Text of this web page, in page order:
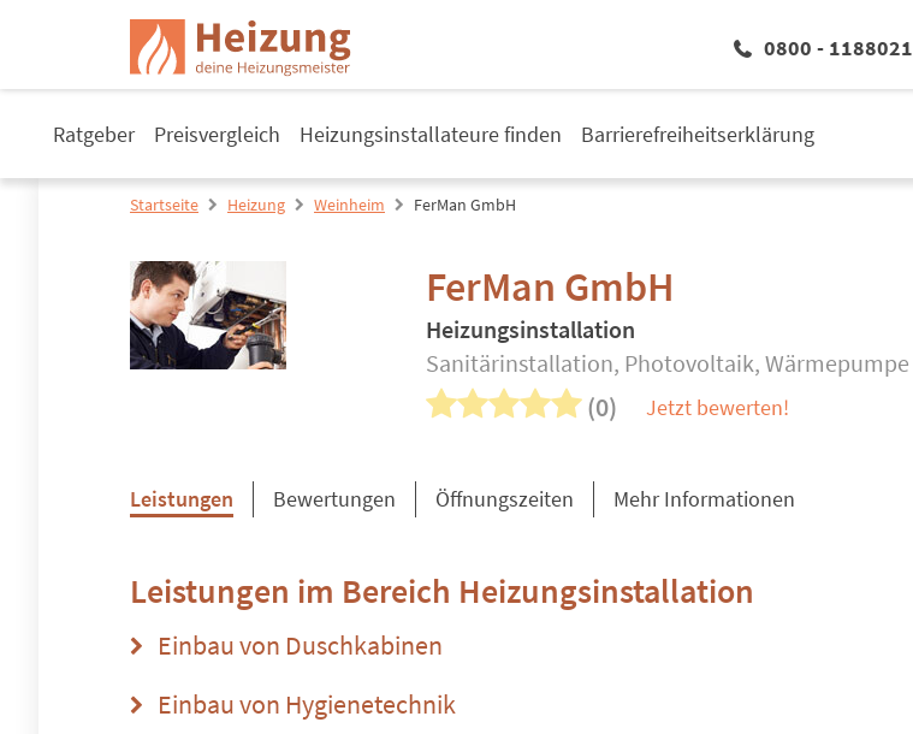
0800 - 1188021
Ratgeber Preisvergleich Heizungsinstallateure finden Barrierefreiheitserklärung
Startseite Heizung Weinheim FerMan GmbH
FerMan GmbH
Heizungsinstallation
Sanitärinstallation, Photovoltaik, Wärmepumpe
(0) Jetzt bewerten!
Leistungen Bewertungen Öffnungszeiten Mehr Informationen
Leistungen im Bereich Heizungsinstallation
Einbau von Duschkabinen
Einbau von Hygienetechnik